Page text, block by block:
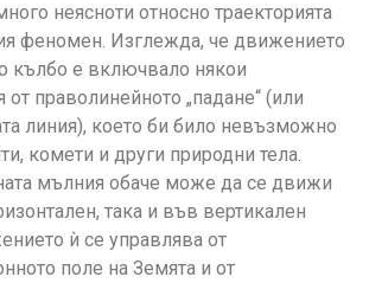
неясноти относно траекторията
феномен. Изглежда, че движението
кълбо е включвало някои
от праволинейното „падане“ (или
линия), което би било невъзможно
комети и други природни тела.
мълния обаче може да се движи
така и във вертикален
ѝ се управлява от
поле на Земята и от